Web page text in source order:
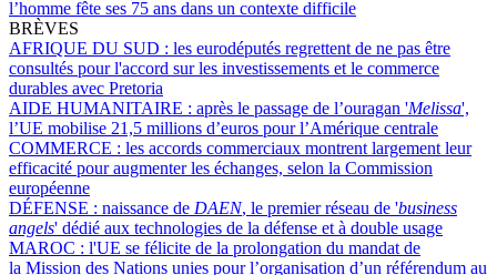
l’homme fête ses 75 ans dans un contexte difficile
BRÈVES
AFRIQUE DU SUD : les eurodéputés regrettent de ne pas être
consultés pour l'accord sur les investissements et le commerce
durables avec Pretoria
AIDE HUMANITAIRE : après le passage de l’ouragan 'Melissa',
l’UE mobilise 21,5 millions d’euros pour l’Amérique centrale
COMMERCE : les accords commerciaux montrent largement leur
efficacité pour augmenter les échanges, selon la Commission
européenne
DÉFENSE : naissance de DAEN, le premier réseau de 'business
angels' dédié aux technologies de la défense et à double usage
MAROC : l'UE se félicite de la prolongation du mandat de
la Mission des Nations unies pour l’organisation d’un référendum au